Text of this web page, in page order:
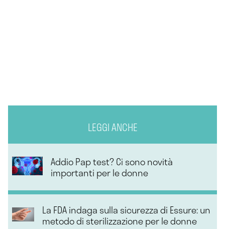
LEGGI ANCHE
Addio Pap test? Ci sono novità
importanti per le donne
La FDA indaga sulla sicurezza di Essure: un
metodo di sterilizzazione per le donne